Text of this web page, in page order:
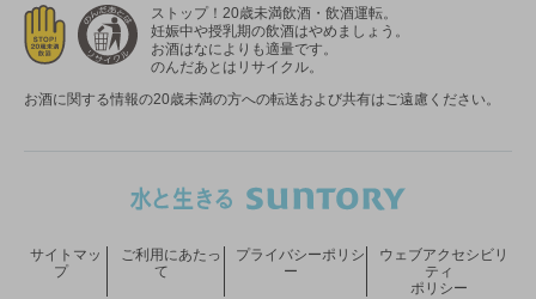
ストップ！20歳未満飲酒・飲酒運転。
妊娠中や授乳期の飲酒はやめましょう。
お酒はなによりも適量です。
のんだあとはリサイクル。
お酒に関する情報の20歳未満の方への転送および共有はご遠慮ください。
サイトマッ
プ
ご利用にあたっ
て
プライバシーポリシ
ー
ウェブアクセシビリ
ティ
ポリシー